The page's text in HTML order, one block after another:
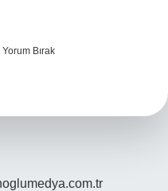
Yorum Bırak